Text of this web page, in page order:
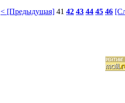
< [Предыдущая] 41 42 43 44 45 46